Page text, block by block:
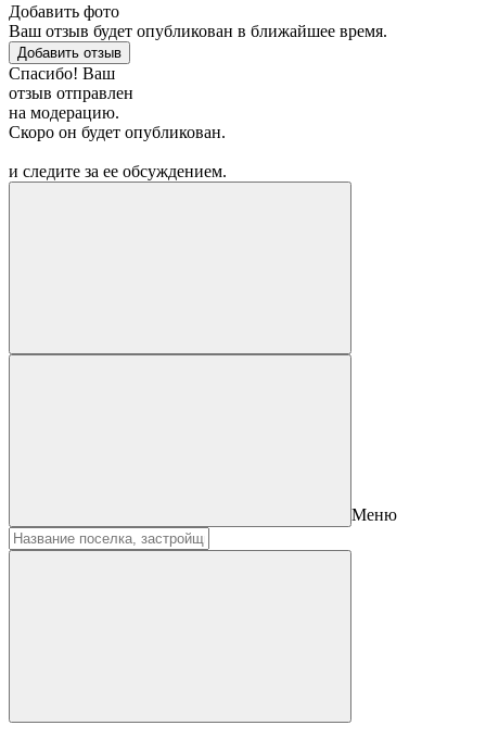
Добавить фото
Ваш отзыв будет опубликован в ближайшее время.
Добавить отзыв
Спасибо! Ваш
отзыв отправлен
на модерацию.
Скоро он будет опубликован.
и следите за ее обсуждением.
Меню